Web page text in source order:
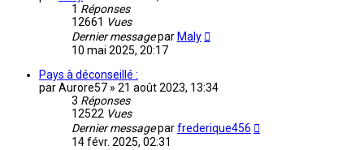
1 Réponses
12661 Vues
Dernier messagepar Maly
10 mai 2025, 20:17
Pays à déconseillé :
parAurore57 » 21 août 2023, 13:34
3 Réponses
12522 Vues
Dernier messageparfrederique456
14 févr. 2025, 02:31